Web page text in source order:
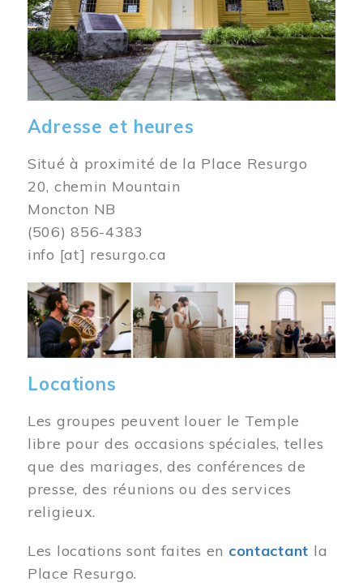
Adresse et heures
Situé à proximité de la Place Resurgo
20, chemin Mountain
Moncton NB
(506) 856-4383
info [at] resurgo.ca
Image
Locations
Les groupes peuvent louer le Temple
libre pour des occasions spéciales, telles
que des mariages, des conférences de
presse, des réunions ou des services
religieux.
Les locations sont faites en contactant la
Place Resurgo.